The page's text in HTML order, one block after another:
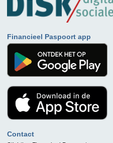
Financieel Paspoort app
Contact